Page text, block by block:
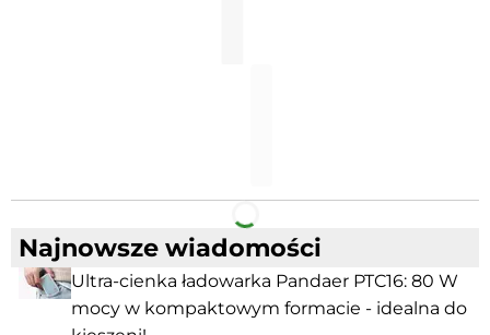
Facebook Telegram
Najnowsze wiadomości
Ultra-cienka ładowarka Pandaer PTC16: 80 W
mocy w kompaktowym formacie - idealna do